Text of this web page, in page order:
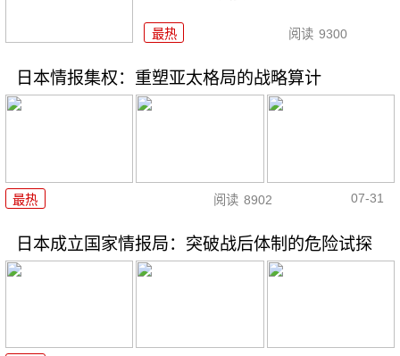
最热 阅读 9300
日本情报集权：重塑亚太格局的战略算计
最热 阅读 8902 07-31
日本成立国家情报局：突破战后体制的危险试探